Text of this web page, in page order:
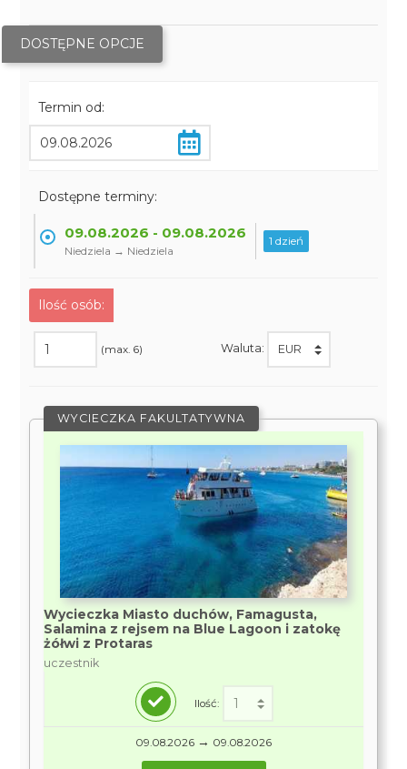
DOSTĘPNE OPCJE
Termin od:
Dostępne terminy:
09.08.2026 - 09.08.2026
Niedziela → Niedziela
1 dzień
Ilość osób:
(max. 6) Waluta:
WYCIECZKA FAKULTATYWNA
Wycieczka Miasto duchów, Famagusta,
Salamina z rejsem na Blue Lagoon i zatokę
żółwi z Protaras
uczestnik
Ilość:
09.08.2026 → 09.08.2026